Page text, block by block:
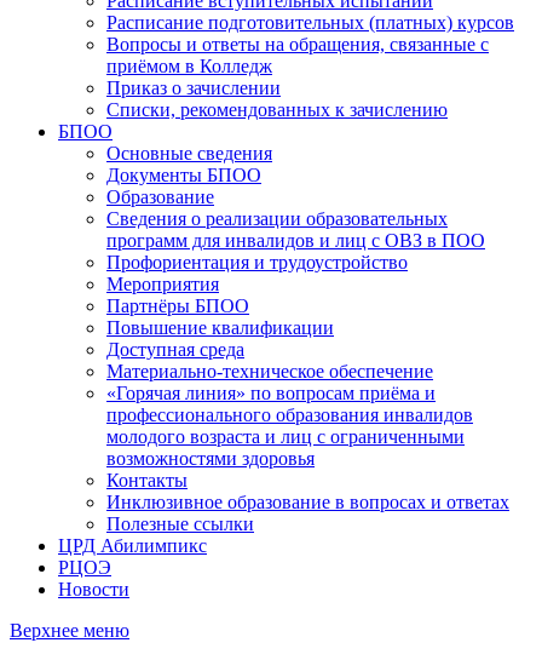
Расписание подготовительных (платных) курсов
Вопросы и ответы на обращения, связанные с
приёмом в Колледж
Приказ о зачислении
Списки, рекомендованных к зачислению
БПОО
Основные сведения
Документы БПОО
Образование
Сведения о реализации образовательных
программ для инвалидов и лиц с ОВЗ в ПОО
Профориентация и трудоустройство
Мероприятия
Партнёры БПОО
Повышение квалификации
Доступная среда
Материально-техническое обеспечение
«Горячая линия» по вопросам приёма и
профессионального образования инвалидов
молодого возраста и лиц с ограниченными
возможностями здоровья
Контакты
Инклюзивное образование в вопросах и ответах
Полезные ссылки
ЦРД Абилимпикс
РЦОЭ
Новости
Верхнее меню